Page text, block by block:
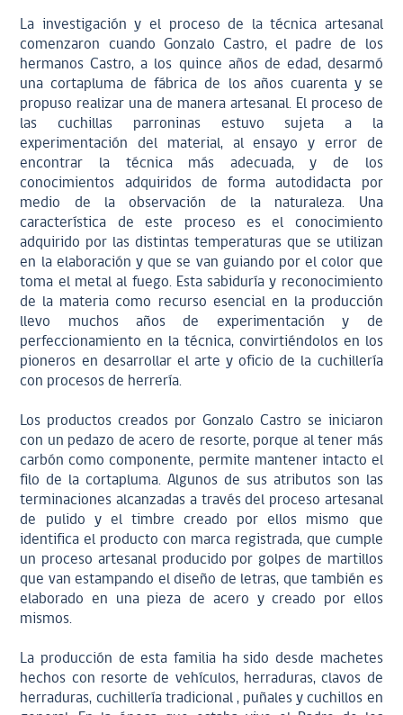
La investigación y el proceso de la técnica artesanal
comenzaron cuando Gonzalo Castro, el padre de los
hermanos Castro, a los quince años de edad, desarmó
una cortapluma de fábrica de los años cuarenta y se
propuso realizar una de manera artesanal. El proceso de
las cuchillas parroninas estuvo sujeta a la
experimentación del material, al ensayo y error de
encontrar la técnica más adecuada, y de los
conocimientos adquiridos de forma autodidacta por
medio de la observación de la naturaleza. Una
característica de este proceso es el conocimiento
adquirido por las distintas temperaturas que se utilizan
en la elaboración y que se van guiando por el color que
toma el metal al fuego. Esta sabiduría y reconocimiento
de la materia como recurso esencial en la producción
llevo muchos años de experimentación y de
perfeccionamiento en la técnica, convirtiéndolos en los
pioneros en desarrollar el arte y oficio de la cuchillería
con procesos de herrería.
Los productos creados por Gonzalo Castro se iniciaron
con un pedazo de acero de resorte, porque al tener más
carbón como componente, permite mantener intacto el
filo de la cortapluma. Algunos de sus atributos son las
terminaciones alcanzadas a través del proceso artesanal
de pulido y el timbre creado por ellos mismo que
identifica el producto con marca registrada, que cumple
un proceso artesanal producido por golpes de martillos
que van estampando el diseño de letras, que también es
elaborado en una pieza de acero y creado por ellos
mismos.
La producción de esta familia ha sido desde machetes
hechos con resorte de vehículos, herraduras, clavos de
herraduras, cuchillería tradicional , puñales y cuchillos en